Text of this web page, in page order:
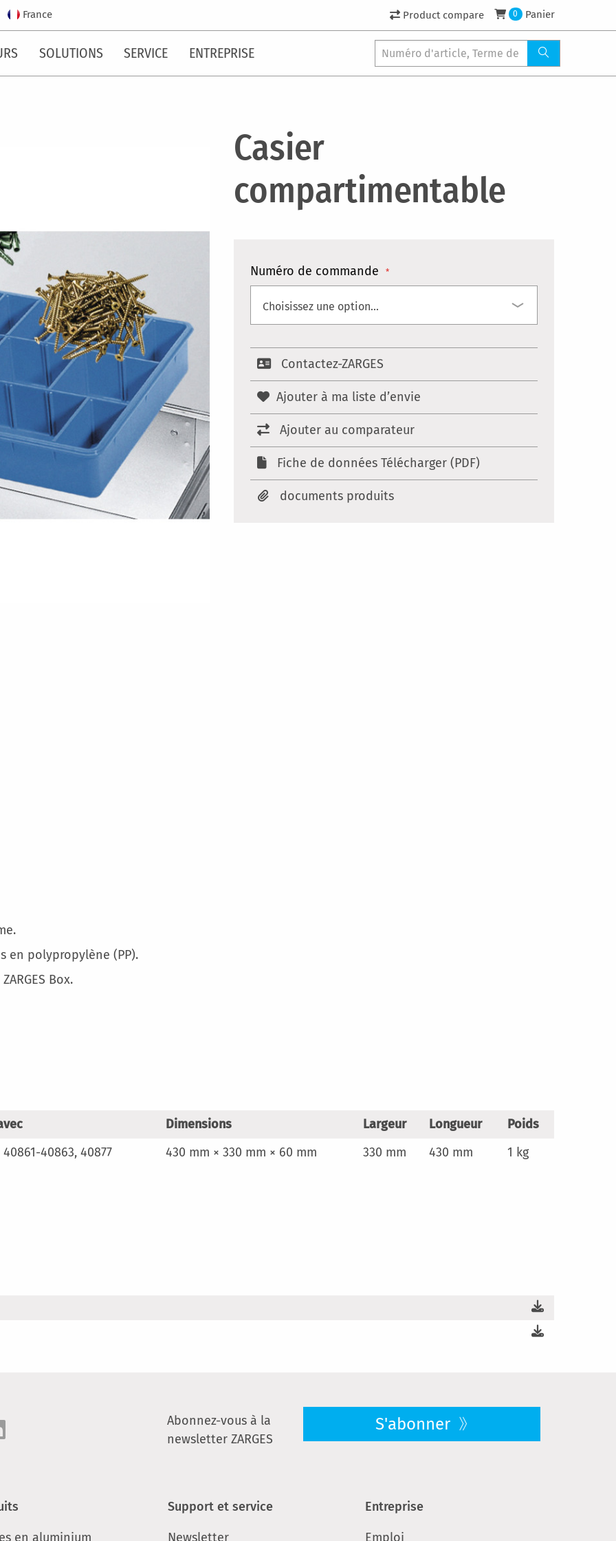
France Product compare 0 Panier
SOLUTIONS SERVICE ENTREPRISE
Casier
compartimentable
Numéro de commande
Contactez-ZARGES
Ajouter à ma liste d’envie
Ajouter au comparateur
Fiche de données Télécharger (PDF)
documents produits
en polypropylène (PP).
Box.
Dimensions Largeur Longueur
Poids
40863, 40877
430 mm × 330 mm × 60 mm 330 mm 430 mm 1 kg
Abonnez-vous à la
newsletter ZARGES
S'abonner
en aluminium
Support et service
Newsletter
Entreprise
Emploi